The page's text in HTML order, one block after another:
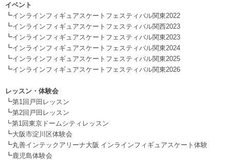
イベント
┗インラインフィギュアスケートフェスティバル関東2022
┗インラインフィギュアスケートフェスティバル関西2023
┗インラインフィギュアスケートフェスティバル関東2023
┗インラインフィギュアスケートフェスティバル関東2024
┗インラインフィギュアスケートフェスティバル関東2025
┗インラインフィギュアスケートフェスティバル関東2026
レッスン・体験会
┗第1回戸田レッスン
┗第2回戸田レッスン
┗第1回東京ドームシティレッスン
┗大阪市淀川区体験会
┗丸善インテックアリーナ大阪 インラインフィギュアスケート体験
┗鹿児島体験会